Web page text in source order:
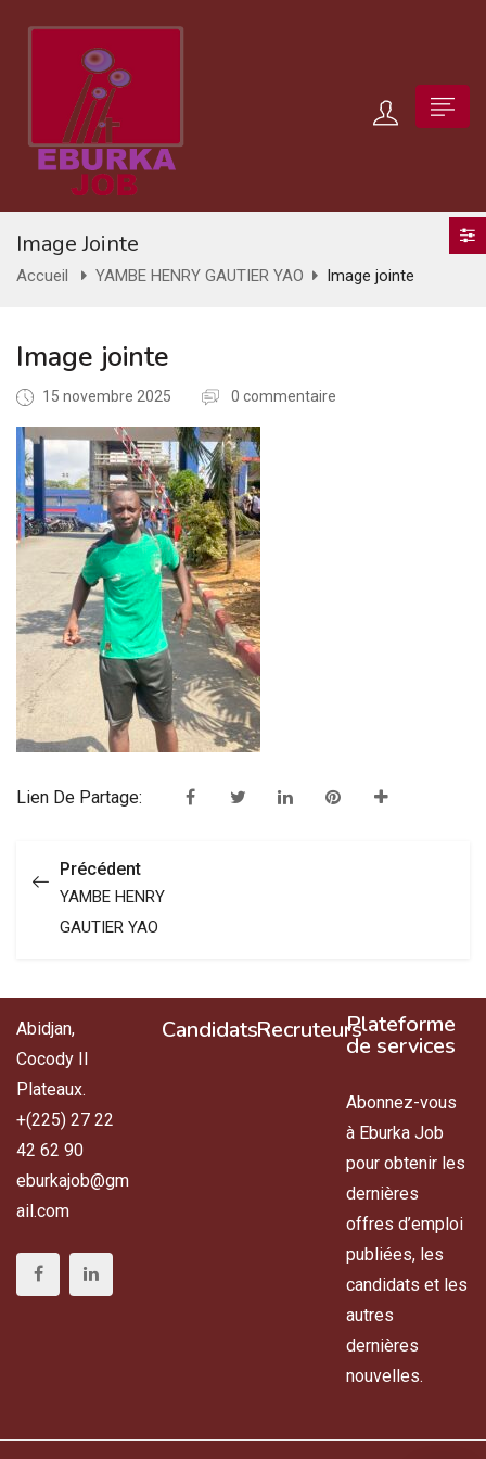
Image Jointe
Accueil YAMBE HENRY GAUTIER YAO Image jointe
Image jointe
15 novembre 2025 0 commentaire
Lien De Partage:
Précédent
YAMBE HENRY
GAUTIER YAO
Abidjan,
Cocody II
Plateaux.
+(225) 27 22
42 62 90
eburkajob@gm
ail.com
CandidatsRecruteursPlateforme
de services
Abonnez-vous
à Eburka Job
pour obtenir les
dernières
offres d’emploi
publiées, les
candidats et les
autres
dernières
nouvelles.